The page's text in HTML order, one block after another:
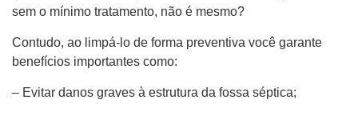
sem o mínimo tratamento, não é mesmo?
Contudo, ao limpá-lo de forma preventiva você garante
benefícios importantes como:
– Evitar danos graves à estrutura da fossa séptica;